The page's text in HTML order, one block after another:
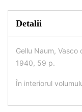
Detalii
Gellu Naum, Vasco
1940, 59 p.
În interiorul